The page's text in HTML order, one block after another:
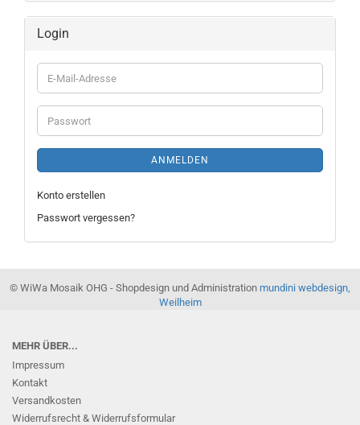
Login
E-
Mail-
Adresse
Passwort
ANMELDEN
Konto erstellen
Passwort vergessen?
© WiWa Mosaik OHG - Shopdesign und Administration mundini webdesign,
Weilheim
MEHR ÜBER...
Impressum
Kontakt
Versandkosten
Widerrufsrecht & Widerrufsformular